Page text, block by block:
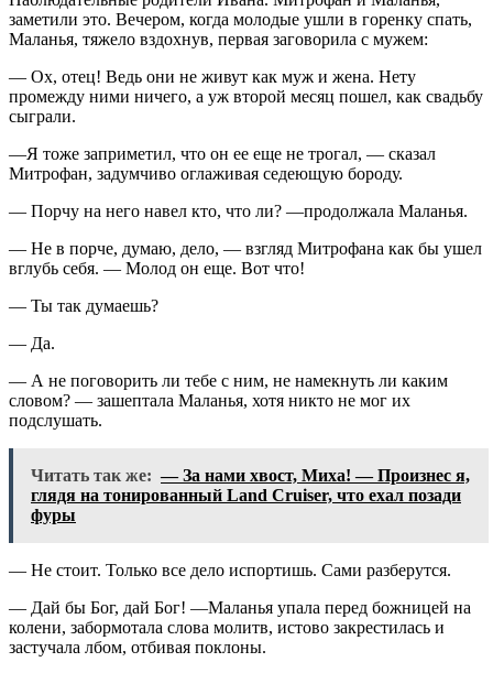
заметили это. Вечером, когда молодые ушли в горенку спать,
Маланья, тяжело вздохнув, первая заговорила с мужем:
— Ох, отец! Ведь они не живут как муж и жена. Нету
промежду ними ничего, а уж второй месяц пошел, как свадьбу
сыграли.
—Я тоже заприметил, что он ее еще не трогал, — сказал
Митрофан, задумчиво оглаживая седеющую бороду.
— Порчу на него навел кто, что ли? —продолжала Маланья.
— Не в порче, думаю, дело, — взгляд Митрофана как бы ушел
вглубь себя. — Молод он еще. Вот что!
— Ты так думаешь?
— Да.
— А не поговорить ли тебе с ним, не намекнуть ли каким
словом? — зашептала Маланья, хотя никто не мог их
подслушать.
Читать так же: — За нами хвост, Миха! — Произнес я,
глядя на тонированный Land Cruiser, что ехал позади
фуры
— Не стоит. Только все дело испортишь. Сами разберутся.
— Дай бы Бог, дай Бог! —Маланья упала перед божницей на
колени, забормотала слова молитв, истово закрестилась и
застучала лбом, отбивая поклоны.